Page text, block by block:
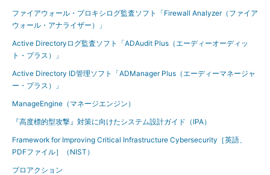
ファイアウォール・プロキシログ監査ソフト「Firewall Analyzer（ファイア
ウォール・アナライザー）」
Active Directoryログ監査ソフト「ADAudit Plus（エーディーオーディッ
ト・プラス）」
Active Directory ID管理ソフト「ADManager Plus（エーディーマネージャ
ー・プラス）」
ManageEngine（マネージエンジン）
『高度標的型攻撃』対策に向けたシステム設計ガイド（IPA）
Framework for Improving Critical Infrastructure Cybersecurity［英語、
PDFファイル］（NIST）
プロアクション